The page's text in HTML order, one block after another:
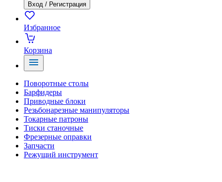
Вход / Регистрация
Избранное
Корзина
Поворотные столы
Барфидеры
Приводные блоки
Резьбонарезные манипуляторы
Токарные патроны
Тиски станочные
Фрезерные оправки
Запчасти
Режущий инструмент